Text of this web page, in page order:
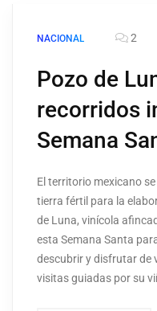
NACIONAL 2
Pozo de
recorridos
Semana
El territorio mexicano
tierra fértil para la
de Luna, vinícola
esta Semana Santa
descubrir y disfrutar de
visitas guiadas por su